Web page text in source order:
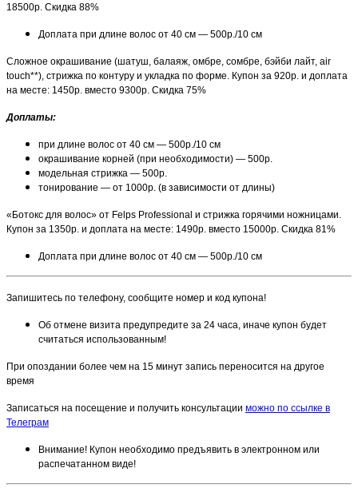
18500р. Скидка 88%
Доплата при длине волос от 40 см — 500р./10 см
Сложное окрашивание (шатуш, балаяж, омбре, сомбре, бэйби лайт, air
touch**), стрижка по контуру и укладка по форме. Купон за 920р. и доплата
на месте: 1450р. вместо 9300р. Скидка 75%
Доплаты:
при длине волос от 40 см — 500р./10 см
окрашивание корней (при необходимости) — 500р.
модельная стрижка — 500р.
тонирование — от 1000р. (в зависимости от длины)
«Ботокс для волос» от Felps Professional и стрижка горячими ножницами.
Купон за 1350р. и доплата на месте: 1490р. вместо 15000р. Скидка 81%
Доплата при длине волос от 40 см — 500р./10 см
Запишитесь по телефону, сообщите номер и код купона!
Об отмене визита предупредите за 24 часа, иначе купон будет
считаться использованным!
При опоздании более чем на 15 минут запись переносится на другое
время
Записаться на посещение и получить консультации можно по ссылке в
Телеграм
Внимание! Купон необходимо предъявить в электронном или
распечатанном виде!